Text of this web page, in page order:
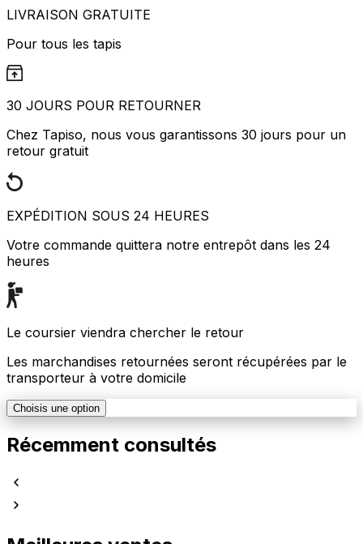
LIVRAISON GRATUITE
Pour tous les tapis
30 JOURS POUR RETOURNER
Chez Tapiso, nous vous garantissons 30 jours pour un
retour gratuit
EXPÉDITION SOUS 24 HEURES
Votre commande quittera notre entrepôt dans les 24
heures
Le coursier viendra chercher le retour
Les marchandises retournées seront récupérées par le
transporteur à votre domicile
Choisis une option
Récemment consultés